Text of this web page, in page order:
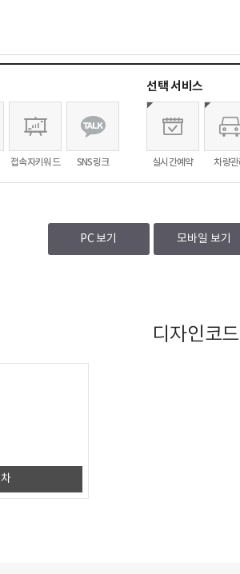
접속자키워드 SNS링크
선택 서비스
실시간예약 차량
PC 보기 모바일 보기
디자인코